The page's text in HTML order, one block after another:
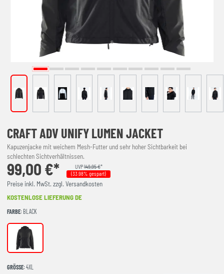
CRAFT ADV UNIFY LUMEN JACKET
Kapuzenjacke mit weichem Mesh-Futter und sehr hoher Sichtbarkeit bei
schlechten Sichtverhältnissen.
99,00 €* UVP149,95 €*
(33.98% gespart)
Preise inkl. MwSt. zzgl. Versandkosten
KOSTENLOSE LIEFERUNG DE
FARBE: BLACK
BLACK
GRÖSSE : 4XL